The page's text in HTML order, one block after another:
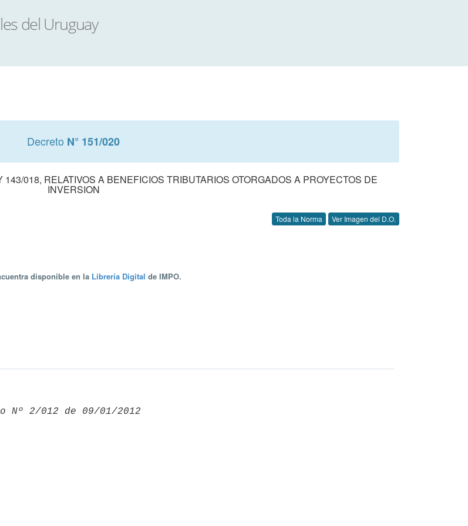
Decreto N° 151/020
018, RELATIVOS A BENEFICIOS TRIBUTARIOS OTORGADOS A PROYECTOS DE
INVERSION
Toda la Norma Ver Imagen del D.O.
disponible en la Librería Digital de IMPO.
Nº 2/012 de 09/01/2012